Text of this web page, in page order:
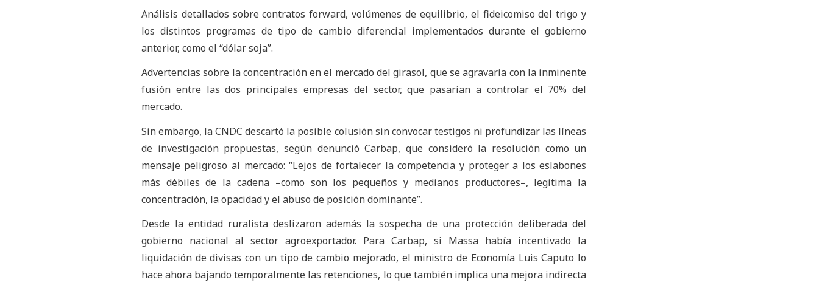
Análisis detallados sobre contratos forward, volúmenes de equilibrio, el fideicomiso del trigo y
los distintos programas de tipo de cambio diferencial implementados durante el gobierno
anterior, como el “dólar soja”.
Advertencias sobre la concentración en el mercado del girasol, que se agravaría con la inminente
fusión entre las dos principales empresas del sector, que pasarían a controlar el 70% del
mercado.
Sin embargo, la CNDC descartó la posible colusión sin convocar testigos ni profundizar las líneas
de investigación propuestas, según denunció Carbap, que consideró la resolución como un
mensaje peligroso al mercado: “Lejos de fortalecer la competencia y proteger a los eslabones
más débiles de la cadena –como son los pequeños y medianos productores–, legitima la
concentración, la opacidad y el abuso de posición dominante”.
Desde la entidad ruralista deslizaron además la sospecha de una protección deliberada del
gobierno nacional al sector agroexportador. Para Carbap, si Massa había incentivado la
liquidación de divisas con un tipo de cambio mejorado, el ministro de Economía Luis Caputo lo
hace ahora bajando temporalmente las retenciones, lo que también implica una mejora indirecta